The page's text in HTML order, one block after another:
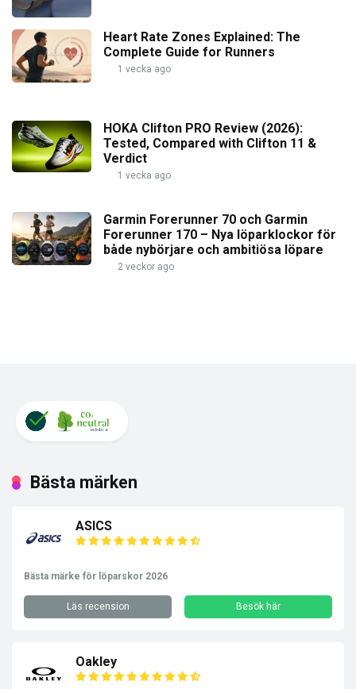
Heart Rate Zones Explained: The
Complete Guide for Runners
1 vecka ago
HOKA Clifton PRO Review (2026):
Tested, Compared with Clifton 11 &
Verdict
1 vecka ago
Garmin Forerunner 70 och Garmin
Forerunner 170 – Nya löparklockor för
både nybörjare och ambitiösa löpare
2 veckor ago
Bästa märken
ASICS
Bästa märke för löparskor 2026
Läs recension Besök här
Oakley